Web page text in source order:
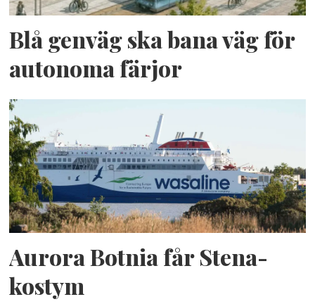
Blå genväg ska bana väg för
autonoma färjor
Aurora Botnia får Stena-
kostym